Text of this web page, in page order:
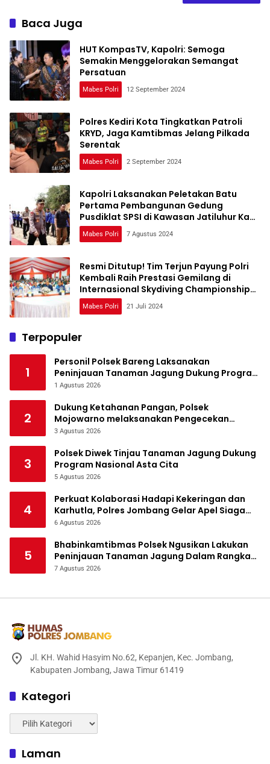
Baca Juga
HUT KompasTV, Kapolri: Semoga
Semakin Menggelorakan Semangat
Persatuan
Mabes Polri 12 September 2024
Polres Kediri Kota Tingkatkan Patroli
KRYD, Jaga Kamtibmas Jelang Pilkada
Serentak
Mabes Polri 2 September 2024
Kapolri Laksanakan Peletakan Batu
Pertama Pembangunan Gedung
Pusdiklat SPSI di Kawasan Jatiluhur Kab.
Purwakarta
Mabes Polri 7 Agustus 2024
Resmi Ditutup! Tim Terjun Payung Polri
Kembali Raih Prestasi Gemilang di
Internasional Skydiving Championship
Kapolri Cup 2024
Mabes Polri 21 Juli 2024
Terpopuler
1
Personil Polsek Bareng Laksanakan
Peninjauan Tanaman Jagung Dukung Program
Ketahanan Pangan
1 Agustus 2026
2
Dukung Ketahanan Pangan, Polsek
Mojowarno melaksanakan Pengecekan
Tanaman Jagung
3 Agustus 2026
3
Polsek Diwek Tinjau Tanaman Jagung Dukung
Program Nasional Asta Cita
5 Agustus 2026
4
Perkuat Kolaborasi Hadapi Kekeringan dan
Karhutla, Polres Jombang Gelar Apel Siaga
Bencana
6 Agustus 2026
5
Bhabinkamtibmas Polsek Ngusikan Lakukan
Peninjauan Tanaman Jagung Dalam Rangka
Mendukung Ketahanan Pangan
7 Agustus 2026
Jl. KH. Wahid Hasyim No.62, Kepanjen, Kec. Jombang,
Kabupaten Jombang, Jawa Timur 61419
Kategori
Kategori
Laman